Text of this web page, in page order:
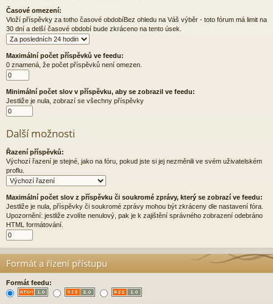
Časové omezení:
Vloží příspěvky za totho časové obdobíBez ohledu na Váš výběr - toto fórum má limit na
30 dní a delší časové období bude zkráceno na tento úsek.
Maximální počet příspěvků ve feedu:
0 znamená, že počet příspěvků není omezen.
Minimální počet slov v příspěvku, aby se zobrazil ve feedu:
Jestliže je nula, zobrazí se všechny příspěvky
Další možnosti
Řazení příspěvků:
Výchozí řazení je stejné, jako na fóru, pokud jste si jej nezměnili ve svém uživatelském
proflu.
Maximální počet slov z příspěvku či soukromé zprávy, který se zobrazí ve feedu:
Jestliže je nula, příspěvky či soukromé zprávy mohou být zkráceny dle nastavení fóra.
Upozornění: jestliže zvolíte nenulový, pak je k zajištění správného zobrazení odebráno
HTML formátování.
Formát a řízení přístupu
Formát feedu: